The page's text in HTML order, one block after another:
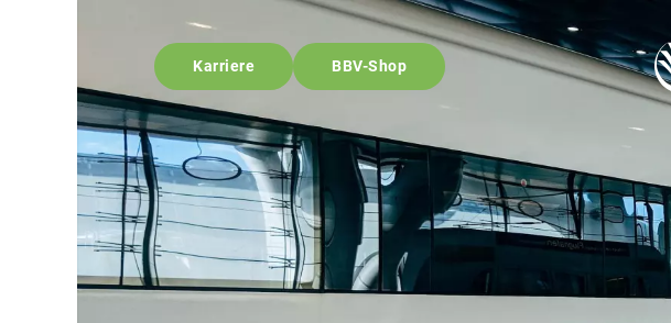
Karriere BBV-Shop